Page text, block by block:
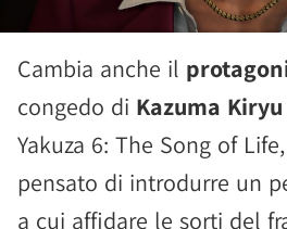
Cambia anche il
congedo di Kazuma Kiryu
Yakuza 6: The Song of
pensato di introdurre un
a cui affidare le sorti del